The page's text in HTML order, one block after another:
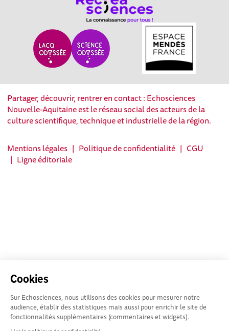
Cookies
Sur Echosciences, nous utilisons des cookies pour mesurer notre
audience, établir des statistiques mais aussi pour enrichir le site de
fonctionnalités supplémentaires (commentaires et widgets).
Partager, découvrir, rentrer en contact : Echosciences
Nouvelle-Aquitaine est le réseau social des acteurs de la
culture scientifique, technique et industrielle de la région.
Mentions légales | Politique de confidentialité | CGU
| Ligne éditoriale